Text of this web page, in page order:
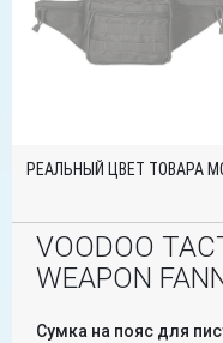
РЕАЛЬНЫЙ ЦВЕТ ТОВАРА
VOODOO
WEAPON
Сумка на пояс для